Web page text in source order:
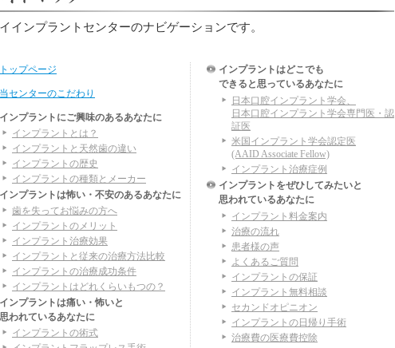
インプラントセンターのナビゲーションです。
トップページ
当センターのこだわり
インプラントにご興味のあるあなたに
インプラントとは？
インプラントと天然歯の違い
インプラントの歴史
インプラントの種類とメーカー
インプラントは怖い・不安のあるあなたに
歯を失ってお悩みの方へ
インプラントのメリット
インプラント治療効果
インプラントと従来の治療方法比較
インプラントの治療成功条件
インプラントはどれくらいもつの？
インプラントは痛い・怖いと
思われているあなたに
インプラントの術式
インプラントはどこでも
できると思っているあなたに
日本口腔インプラント学会、
日本口腔インプラント学会専門医・認
証医
米国インプラント学会認定医
(AAID Associate Fellow)
インプラント治療症例
インプラントをぜひしてみたいと
思われているあなたに
インプラント料金案内
治療の流れ
患者様の声
よくあるご質問
インプラントの保証
インプラント無料相談
セカンドオピニオン
インプラントの日帰り手術
治療費の医療費控除